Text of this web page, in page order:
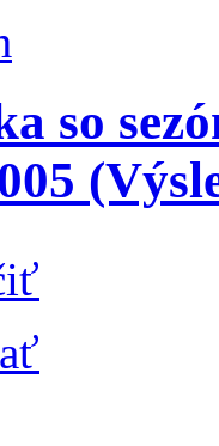
so